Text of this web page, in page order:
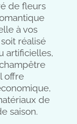
de fleurs
à vos
réalisé
artificielles,
offre
de
saison.